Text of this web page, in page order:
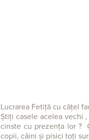
Lucrarea Fetiță cu cățel
Știți casele acelea vechi
cinste cu prezența lor ?
copii, câini și pisici toți